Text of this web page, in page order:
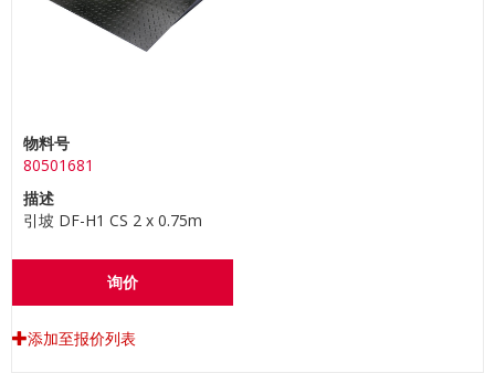
物料号
80501681
描述
引坡 DF-H1 CS 2 x 0.75m
询价
添加至报价列表